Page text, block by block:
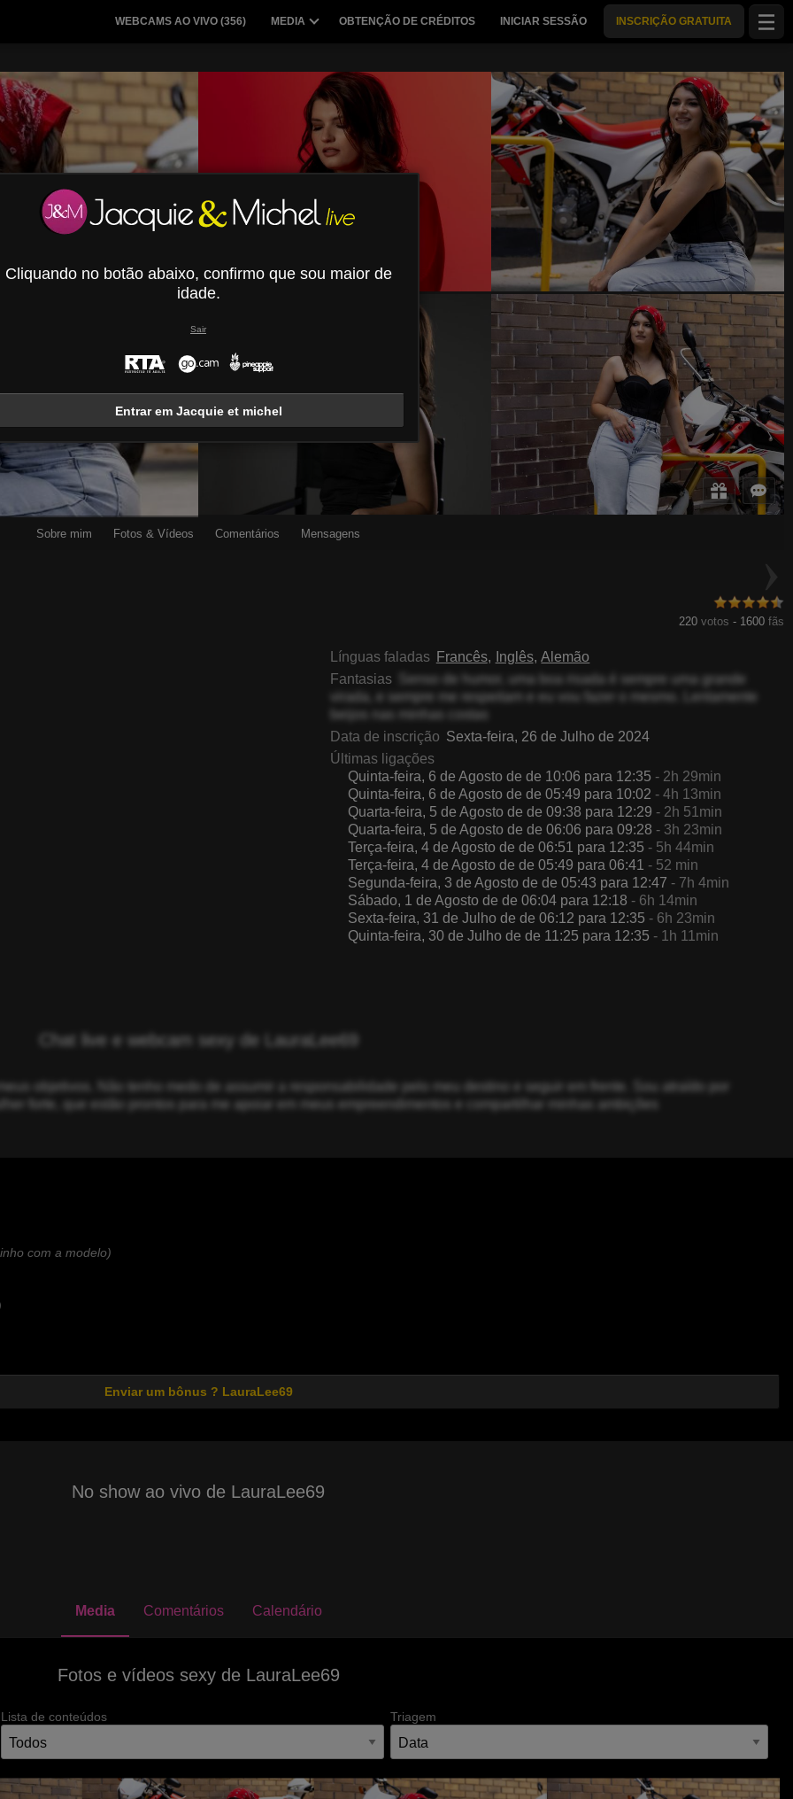
WEBCAMS AO VIVO (356) MEDIA OBTENÇÃO DE CRÉDITOS INICIAR SESSÃO INSCRIÇÃO GRATUITA
Sobre mim Fotos & Vídeos Comentários Mensagens
220 votos - 1600 fãs
Línguas faladas Francês Inglês Alemão
Fantasias
Senso de humor, uma boa risada é sempre uma grande
virada, e sempre me respeitam e eu vou fazer o mesmo. Lentamente
beijos nas minhas costas
Data de inscrição Sexta-feira, 26 de Julho de 2024
Últimas ligações
Quinta-feira, 6 de Agosto de de 10:06 para 12:35 - 2h 29min
Quinta-feira, 6 de Agosto de de 05:49 para 10:02 - 4h 13min
Quarta-feira, 5 de Agosto de de 09:38 para 12:29 - 2h 51min
Quarta-feira, 5 de Agosto de de 06:06 para 09:28 - 3h 23min
Terça-feira, 4 de Agosto de de 06:51 para 12:35 - 5h 44min
Terça-feira, 4 de Agosto de de 05:49 para 06:41 - 52 min
Segunda-feira, 3 de Agosto de de 05:43 para 12:47 - 7h 4min
Sábado, 1 de Agosto de de 06:04 para 12:18 - 6h 14min
Sexta-feira, 31 de Julho de de 06:12 para 12:35 - 6h 23min
Quinta-feira, 30 de Julho de de 11:25 para 12:35 - 1h 11min
Chat live e webcam sexy de LauraLee69
objetivos. Não tenho medo de assumir a responsabilidade pelo meu destino e seguir em frente. Sou atraído por
forte, que estão prontos para me apoiar em meus empreendimentos e compartilhar minhas ambições
com a modelo)
Enviar um bônus ? LauraLee69
No show ao vivo de LauraLee69
Media Comentários Calendário
Fotos e vídeos sexy de LauraLee69
Lista de conteúdos Triagem
Cliquando no botão abaixo, confirmo que sou maior de
idade.
Sair
Entrar em Jacquie et michel